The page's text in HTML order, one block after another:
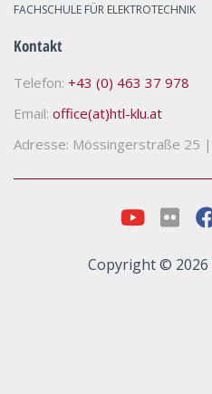
FACHSCHULE FÜR ELEKTROTECHNIK
Kontakt
Telefon: +43 (0) 463 37 978
Email: office(at)htl-klu.at
Adresse: Mössingerstraße 25 |
Copyright © 2026